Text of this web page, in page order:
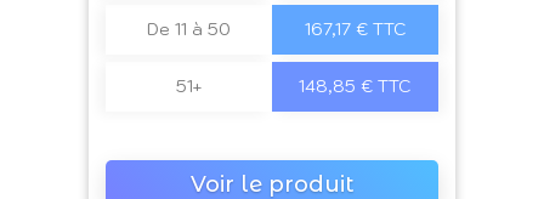
De 11 à 50 167,17 € TTC
51+ 148,85 € TTC
Voir le produit